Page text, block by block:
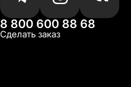
8 800 600 88 68
Сделать заказ